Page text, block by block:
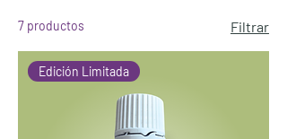
7 productos Filtrar
Edición Limitada